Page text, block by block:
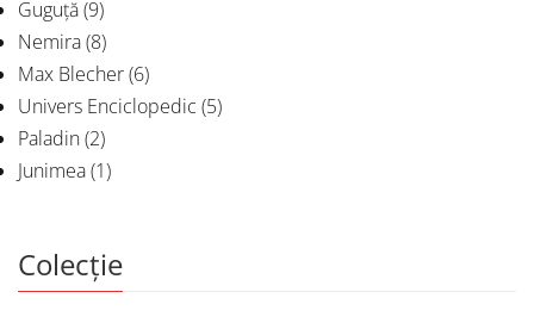
Guguță(9)
Nemira(8)
Max Blecher(6)
Univers Enciclopedic (5)
Paladin(2)
Junimea(1)
Colecție